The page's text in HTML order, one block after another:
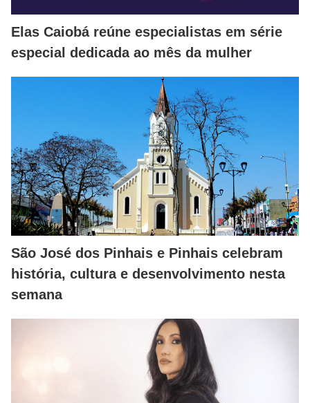
Elas Caiobá reúne especialistas em série
especial dedicada ao mês da mulher
São José dos Pinhais e Pinhais celebram
história, cultura e desenvolvimento nesta
semana